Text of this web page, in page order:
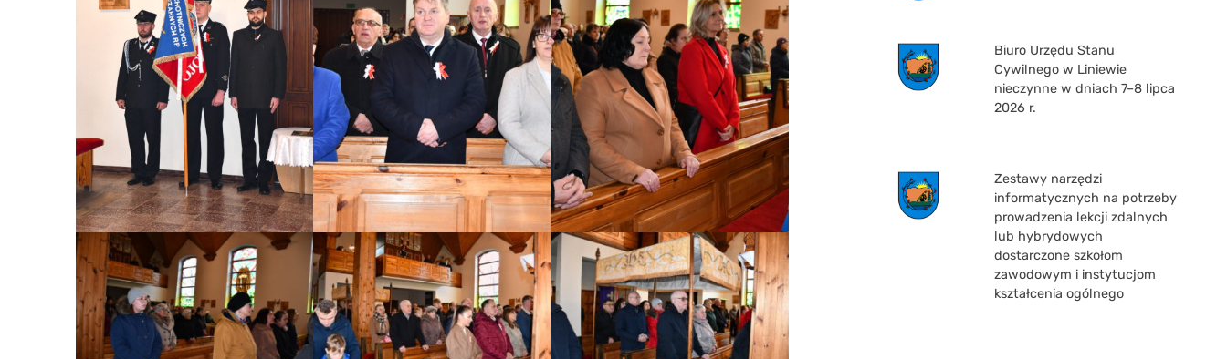
Biuro Urzędu Stanu
Cywilnego w Liniewie
nieczynne w dniach 7–8 lipca
2026 r.
Zestawy narzędzi
informatycznych na potrzeby
prowadzenia lekcji zdalnych
lub hybrydowych
dostarczone szkołom
zawodowym i instytucjom
kształcenia ogólnego